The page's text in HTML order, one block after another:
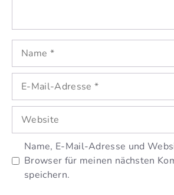
Name
Mail-
Adresse
Website
Name, E-Mail-Adresse und
Browser für meinen nächsten
speichern.